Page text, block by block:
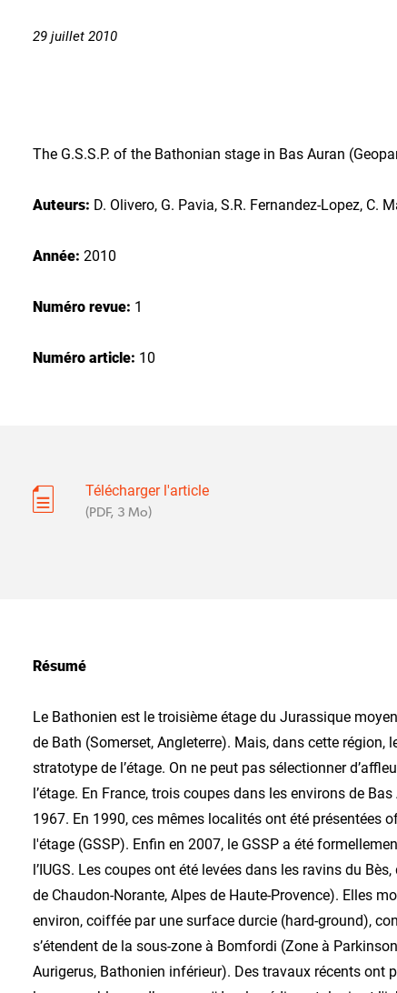
29 juillet 2010
The G.S.S.P. of the Bathonian stage in Bas Auran
Auteurs: D. Olivero, G. Pavia, S.R. Fernandez-Lopez, C.
Année: 2010
Numéro revue: 1
Numéro article: 10
Télécharger l'article
(PDF, 3 Mo)
Résumé
Le Bathonien est le troisième étage du Jurassique
de Bath (Somerset, Angleterre). Mais, dans cette
stratotype de l’étage. On ne peut pas sélectionner
l’étage. En France, trois coupes dans les environs de
1967. En 1990, ces mêmes localités ont été
l'étage (GSSP). Enfin en 2007, le GSSP a été
l’IUGS. Les coupes ont été levées dans les ravins du
de Chaudon-Norante, Alpes de Haute-Provence). Elles
environ, coiffée par une surface durcie (hard-ground),
s’étendent de la sous-zone à Bomfordi (Zone à
Aurigerus, Bathonien inférieur). Des travaux récents ont